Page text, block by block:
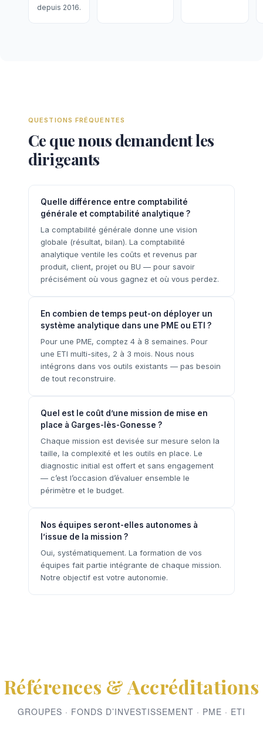
depuis 2016.
QUESTIONS FRÉQUENTES
Ce que nous demandent les
dirigeants
Quelle différence entre comptabilité
générale et comptabilité analytique ?
La comptabilité générale donne une vision
globale (résultat, bilan). La comptabilité
analytique ventile les coûts et revenus par
produit, client, projet ou BU — pour savoir
précisément où vous gagnez et où vous perdez.
En combien de temps peut-on déployer un
système analytique dans une PME ou ETI ?
Pour une PME, comptez 4 à 8 semaines. Pour
une ETI multi-sites, 2 à 3 mois. Nous nous
intégrons dans vos outils existants — pas besoin
de tout reconstruire.
Quel est le coût d’une mission de mise en
place à Garges-lès-Gonesse ?
Chaque mission est devisée sur mesure selon la
taille, la complexité et les outils en place. Le
diagnostic initial est offert et sans engagement
— c’est l’occasion d’évaluer ensemble le
périmètre et le budget.
Nos équipes seront-elles autonomes à
l’issue de la mission ?
Oui, systématiquement. La formation de vos
équipes fait partie intégrante de chaque mission.
Notre objectif est votre autonomie.
Références & Accréditations
GROUPES · FONDS D’INVESTISSEMENT · PME · ETI